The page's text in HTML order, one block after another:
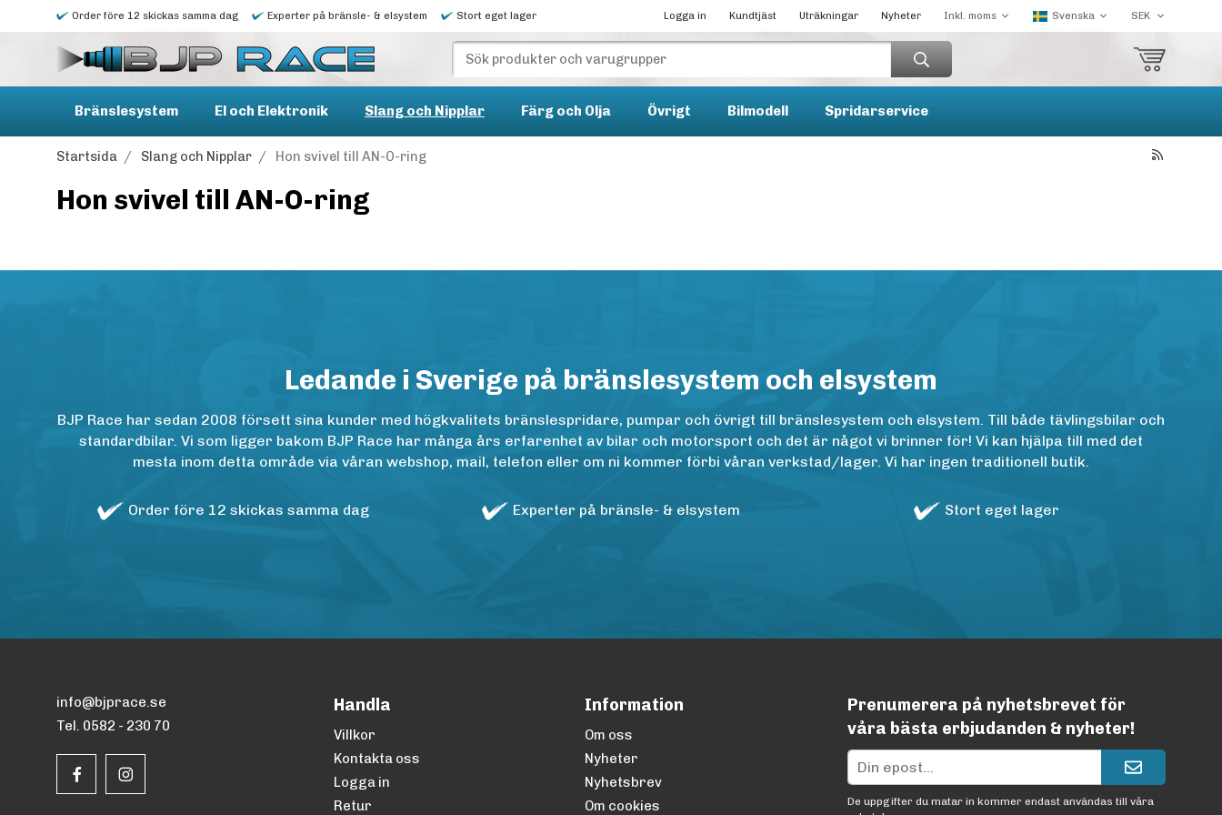
Order före 12 skickas samma dag Experter på bränsle- & elsystem Stort eget lager Logga in Kundtjäst Uträkningar Nyheter
Bränslesystem El och Elektronik Slang och Nipplar Färg och Olja Övrigt Bilmodell Spridarservice
Startsida / Slang och Nipplar / Hon svivel till AN-O-ring
Hon svivel till AN-O-ring
Ledande i Sverige på bränslesystem och elsystem
BJP Race har sedan 2008 försett sina kunder med högkvalitets bränslespridare, pumpar och övrigt till bränslesystem och elsystem. Till både tävlingsbilar och
standardbilar. Vi som ligger bakom BJP Race har många års erfarenhet av bilar och motorsport och det är något vi brinner för! Vi kan hjälpa till med det
mesta inom detta område via våran webshop, mail, telefon eller om ni kommer förbi våran verkstad/lager. Vi har ingen traditionell butik.
Order före 12 skickas samma dag Experter på bränsle- & elsystem Stort eget lager
info@bjprace.se
Tel. 0582 - 230 70
Handla
Villkor
Kontakta oss
Logga in
Retur
Information
Om oss
Nyheter
Nyhetsbrev
Om cookies
Prenumerera på nyhetsbrevet för
våra bästa erbjudanden & nyheter!
De uppgifter du matar in kommer endast användas till våra